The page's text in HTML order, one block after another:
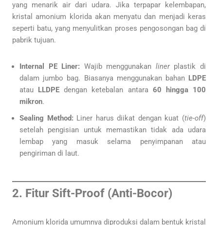
yang menarik air dari udara. Jika terpapar kelembapan,
kristal amonium klorida akan menyatu dan menjadi keras
seperti batu, yang menyulitkan proses pengosongan bag di
pabrik tujuan.
Internal PE Liner: Wajib menggunakan linerplastik di
dalam jumbo bag. Biasanya menggunakan bahan LDPE
atau
LLDPE dengan ketebalan antara 60 hingga 100
mikron.
Sealing Method: Liner harus diikat dengan kuat (tie-off)
setelah pengisian untuk memastikan tidak ada udara
lembap yang masuk selama penyimpanan atau
pengiriman di laut.
2. Fitur Sift-Proof (Anti-Bocor)
Amonium klorida umumnya diproduksi dalam bentuk kristal